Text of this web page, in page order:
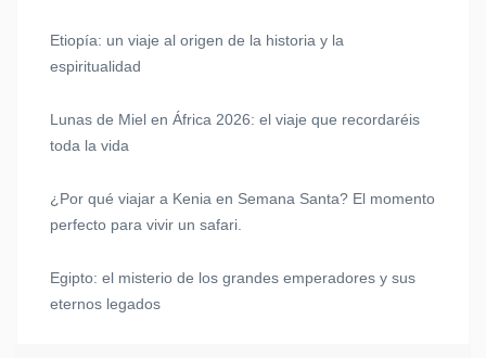
Etiopía: un viaje al origen de la historia y la
espiritualidad
Lunas de Miel en África 2026: el viaje que recordaréis
toda la vida
¿Por qué viajar a Kenia en Semana Santa? El momento
perfecto para vivir un safari.
Egipto: el misterio de los grandes emperadores y sus
eternos legados